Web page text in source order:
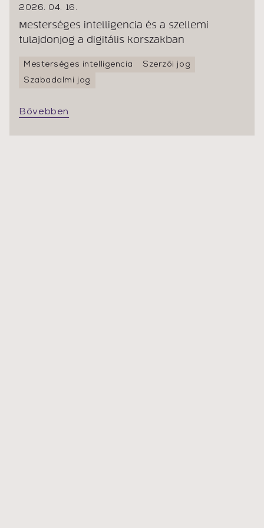
2026. 04. 16.
Mesterséges intelligencia és a szellemi
tulajdonjog a digitális korszakban
Mesterséges intelligencia
Szerzői jog
Szabadalmi jog
Bővebben